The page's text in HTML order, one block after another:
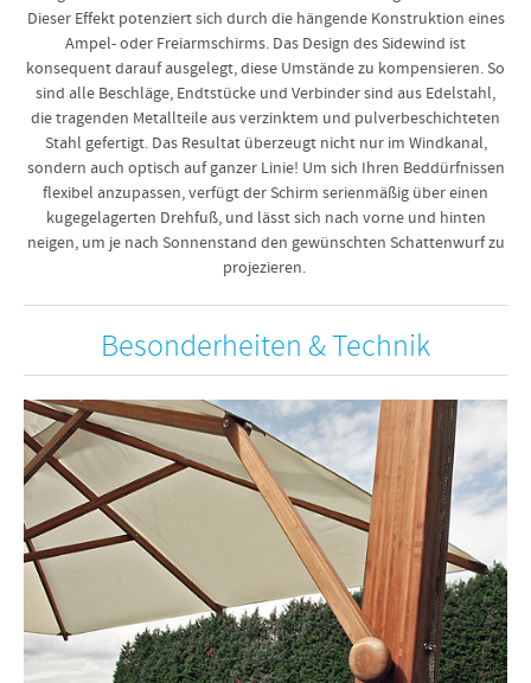
Dieser Effekt potenziert sich durch die hängende Konstruktion eines
Ampel- oder Freiarmschirms. Das Design des Sidewind ist
konsequent darauf ausgelegt, diese Umstände zu kompensieren. So
sind alle Beschläge, Endtstücke und Verbinder sind aus Edelstahl,
die tragenden Metallteile aus verzinktem und pulverbeschichteten
Stahl gefertigt. Das Resultat überzeugt nicht nur im Windkanal,
sondern auch optisch auf ganzer Linie! Um sich Ihren Beddürfnissen
flexibel anzupassen, verfügt der Schirm serienmäßig über einen
kugegelagerten Drehfuß, und lässt sich nach vorne und hinten
neigen, um je nach Sonnenstand den gewünschten Schattenwurf zu
projezieren.
Besonderheiten & Technik